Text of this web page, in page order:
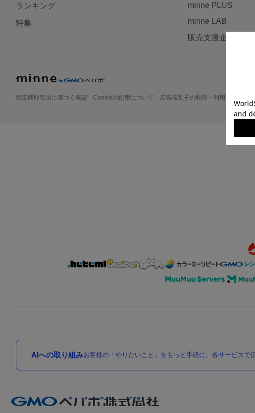
ランキング
特集
minne PLUS
minne LAB
販売支援企画・イ
特定商取引法に基づく表記 Cookieの使用について 広告識別子の取得・利用
AIへの取り組みお客様の「やりたいこと」をもっと手軽に。各サービスで